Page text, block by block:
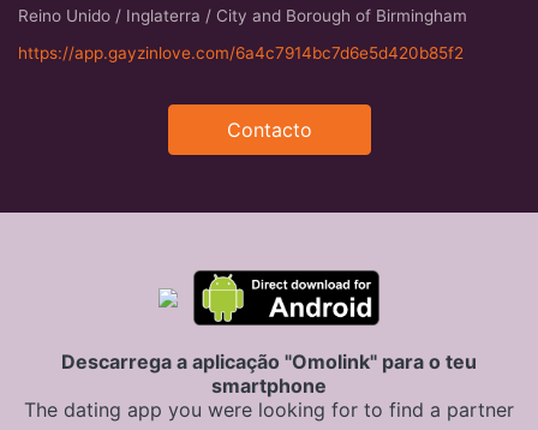
Reino Unido / Inglaterra / City and Borough of Birmingham
https://app.gayzinlove.com/6a4c7914bc7d6e5d420b85f2
Contacto
Descarrega a aplicação "Omolink" para o teu
smartphone
The dating app you were looking for to find a partner